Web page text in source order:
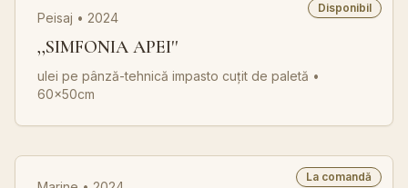
Disponibil
Peisaj • 2024
,,SIMFONIA APEI''
ulei pe pânză-tehnică impasto cuțit de paletă •
60x50cm
La comandă